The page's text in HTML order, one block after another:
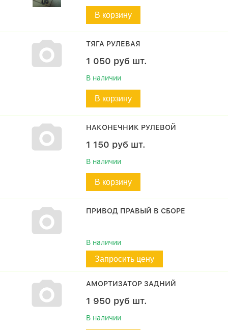
В корзину
ТЯГА РУЛЕВАЯ
1 050 руб шт.
В наличии
В корзину
НАКОНЕЧНИК РУЛЕВОЙ
1 150 руб шт.
В наличии
В корзину
ПРИВОД ПРАВЫЙ В СБОРЕ
В наличии
Запросить цену
АМОРТИЗАТОР ЗАДНИЙ
1 950 руб шт.
В наличии